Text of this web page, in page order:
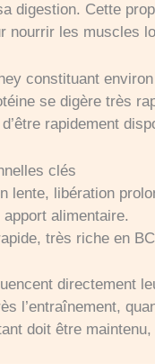
digestion. Cette
nourrir les muscles
constituant
se digère très
rapidement
clés
lente, libération
alimentaire.
très riche en
directement
l’entraînement,
doit être